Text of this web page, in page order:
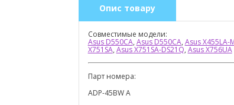
Опис товару
Совместимые модели:
Asus D550CA, Asus D550CA, Asus X455LA-
X751SA, Asus X751SA-DS21Q, Asus X756UA
Парт номера:
ADP-45BW A